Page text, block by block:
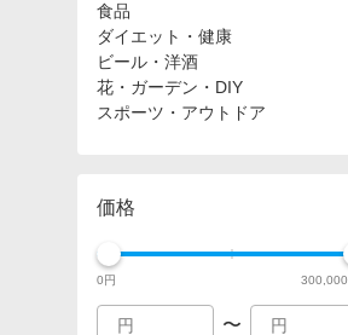
食品
ダイエット・健康
ビール・洋酒
花・ガーデン・DIY
スポーツ・アウトドア
価格
0円 300,000
〜